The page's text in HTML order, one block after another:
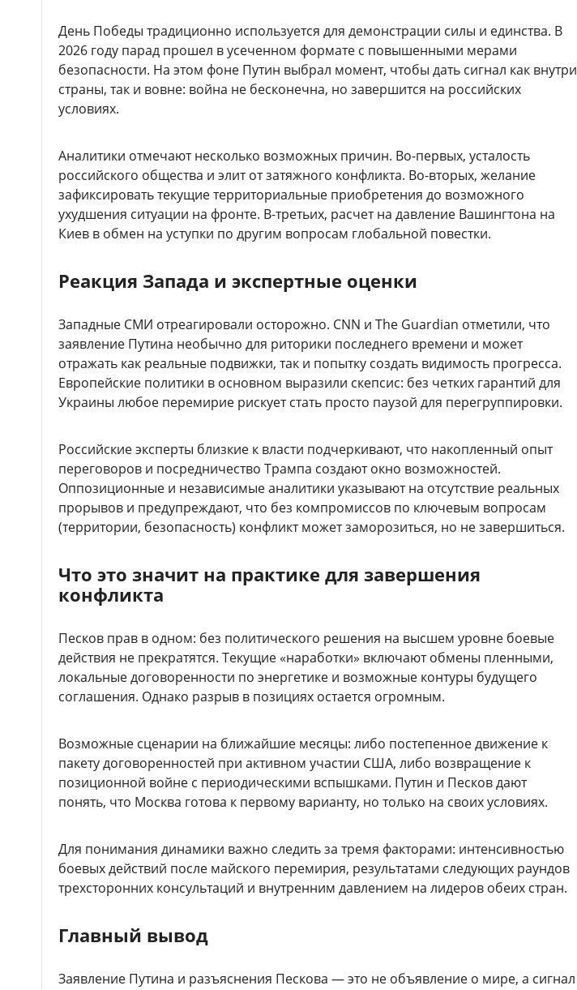
День Победы традиционно используется для демонстрации силы и единства. В
2026 году парад прошел в усеченном формате с повышенными мерами
безопасности. На этом фоне Путин выбрал момент, чтобы дать сигнал как внутри
страны, так и вовне: война не бесконечна, но завершится на российских
условиях.
Аналитики отмечают несколько возможных причин. Во-первых, усталость
российского общества и элит от затяжного конфликта. Во-вторых, желание
зафиксировать текущие территориальные приобретения до возможного
ухудшения ситуации на фронте. В-третьих, расчет на давление Вашингтона на
Киев в обмен на уступки по другим вопросам глобальной повестки.
Реакция Запада и экспертные оценки
Западные СМИ отреагировали осторожно. CNN и The Guardian отметили, что
заявление Путина необычно для риторики последнего времени и может
отражать как реальные подвижки, так и попытку создать видимость прогресса.
Европейские политики в основном выразили скепсис: без четких гарантий для
Украины любое перемирие рискует стать просто паузой для перегруппировки.
Российские эксперты близкие к власти подчеркивают, что накопленный опыт
переговоров и посредничество Трампа создают окно возможностей.
Оппозиционные и независимые аналитики указывают на отсутствие реальных
прорывов и предупреждают, что без компромиссов по ключевым вопросам
(территории, безопасность) конфликт может заморозиться, но не завершиться.
Что это значит на практике для завершения
конфликта
Песков прав в одном: без политического решения на высшем уровне боевые
действия не прекратятся. Текущие «наработки» включают обмены пленными,
локальные договоренности по энергетике и возможные контуры будущего
соглашения. Однако разрыв в позициях остается огромным.
Возможные сценарии на ближайшие месяцы: либо постепенное движение к
пакету договоренностей при активном участии США, либо возвращение к
позиционной войне с периодическими вспышками. Путин и Песков дают
понять, что Москва готова к первому варианту, но только на своих условиях.
Для понимания динамики важно следить за тремя факторами: интенсивностью
боевых действий после майского перемирия, результатами следующих раундов
трехсторонних консультаций и внутренним давлением на лидеров обеих стран.
Главный вывод
Заявление Путина и разъяснения Пескова — это не объявление о мире, а сигнал